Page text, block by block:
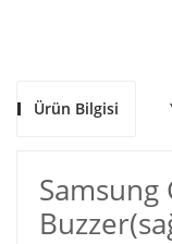
Ürün Bilgisi
Samsung